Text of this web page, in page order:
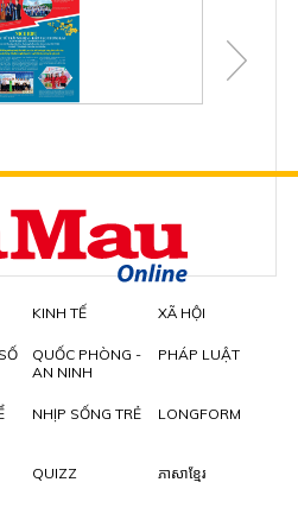
KINH TẾ XÃ HỘI
QUỐC PHÒNG -
AN NINH
PHÁP LUẬT
NHỊP SỐNG TRẺ LONGFORM
QUIZZ ភាសាខ្មែរ